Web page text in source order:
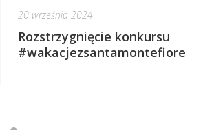
20 września 2024
Rozstrzygnięcie konkursu
#wakacjezsantamontefiore